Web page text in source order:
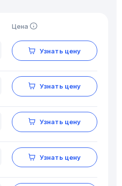
Цена
Узнать цену
Узнать цену
Узнать цену
Узнать цену